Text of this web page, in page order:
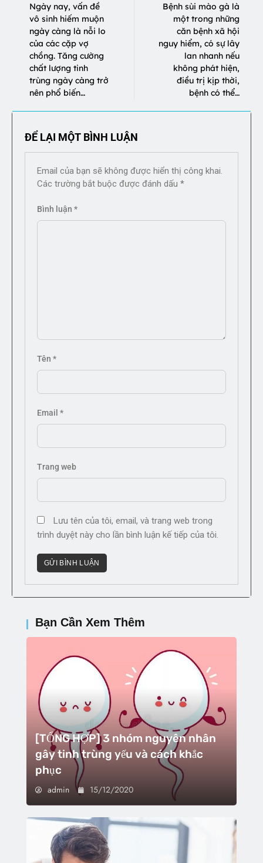
Ngày nay, vấn đề
vô sinh hiếm muộn
ngày càng là nỗi lo
của các cặp vợ
chồng. Tăng cường
chất lượng tinh
trùng ngày càng trở
nên phổ biến…
Bệnh sùi mào gà là
một trong những
căn bệnh xã hội
nguy hiểm, có sự lây
lan nhanh nếu
không phát hiện,
điều trị kịp thời,
bệnh có thể…
ĐỂ LẠI MỘT BÌNH LUẬN
Email của bạn sẽ không được hiển thị công khai.
Các trường bắt buộc được đánh dấu *
Bình luận *
Tên *
Email *
Trang web
Lưu tên của tôi, email, và trang web trong
trình duyệt này cho lần bình luận kế tiếp của tôi.
Bạn Cần Xem Thêm
[TỔNG HỢP] 3 nhóm nguyên nhân
gây tinh trùng yếu và cách khắc
phục
admin 15/12/2020